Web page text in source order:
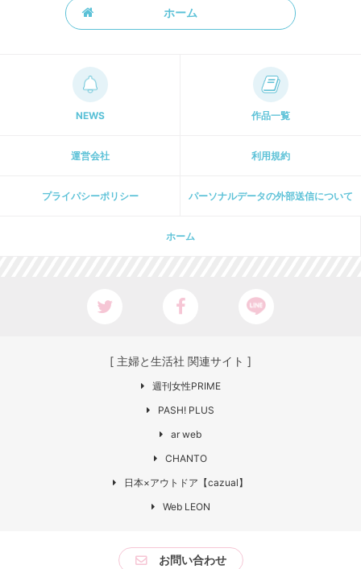
ホーム
NEWS 作品一覧
運営会社 利用規約
プライパシーポリシー パーソナルデータの外部送信について
ホーム
[ 主婦と生活社 関連サイト ]
週刊女性PRIME
PASH! PLUS
ar web
CHANTO
日本×アウトドア【cazual】
Web LEON
お問い合わせ